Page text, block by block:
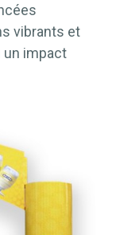
vibrants et
un impact